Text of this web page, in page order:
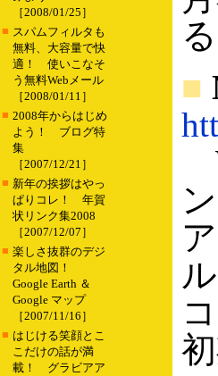
［2008/01/25］
■ スパムフィルタも
無料、大容量で快
適！ 使いこなそ
う無料Webメール
［2008/01/11］
■ 2008年からはじめ
よう！ ブログ特
集
［2007/12/21］
■ 新年の挨拶はやっ
ぱりコレ！ 年賀
状リンク集2008
［2007/12/07］
■ 楽しさ抜群のデジ
タル地図！
Google Earth ＆
Google マップ
［2007/11/16］
■ はじける笑顔とこ
こだけの話が満
載！ グラビアア
る
■